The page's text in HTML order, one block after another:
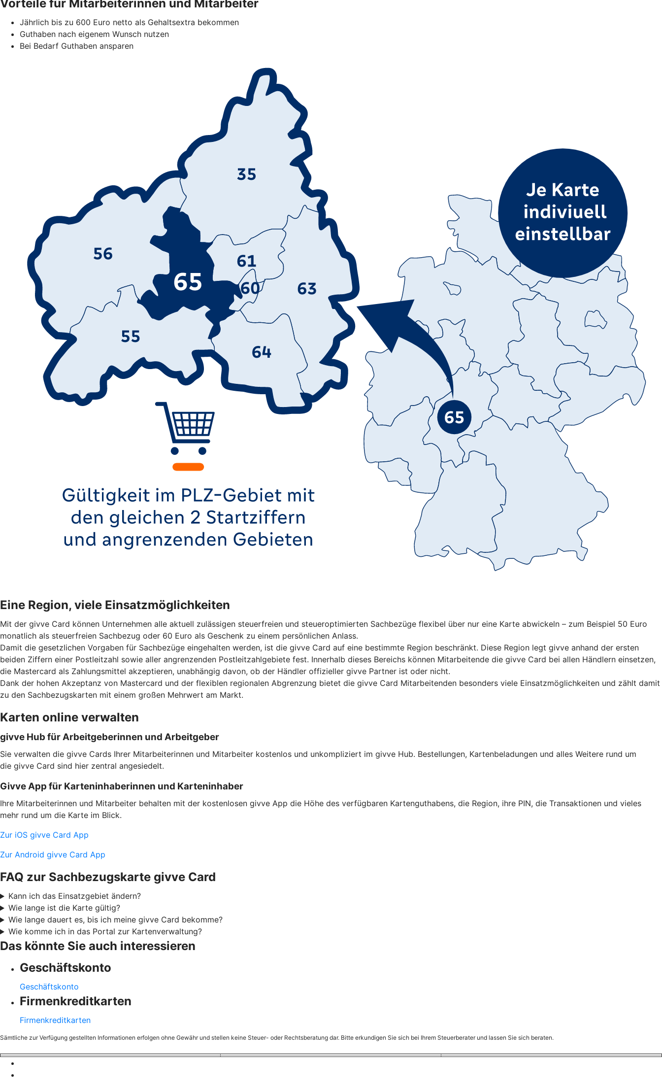
Vorteile für Mitarbeiterinnen und Mitarbeiter
Jährlich bis zu 600 Euro netto als Gehaltsextra bekommen
Guthaben nach eigenem Wunsch nutzen
Bei Bedarf Guthaben ansparen
Eine Region, viele Einsatzmöglichkeiten
Mit der givve Card können Unternehmen alle aktuell zulässigen steuerfreien und steueroptimierten Sachbezüge flexibel über nur eine Karte abwickeln – zum Beispiel 50 Euro
monatlich als steuerfreien Sachbezug oder 60 Euro als Geschenk zu einem persönlichen Anlass.
Damit die gesetzlichen Vorgaben für Sachbezüge eingehalten werden, ist die givve Card auf eine bestimmte Region beschränkt. Diese Region legt givve anhand der ersten
beiden Ziffern einer Postleitzahl sowie aller angrenzenden Postleitzahlgebiete fest. Innerhalb dieses Bereichs können Mitarbeitende die givve Card bei allen Händlern einsetzen,
die Mastercard als Zahlungsmittel akzeptieren, unabhängig davon, ob der Händler offizieller givve Partner ist oder nicht.
Dank der hohen Akzeptanz von Mastercard und der flexiblen regionalen Abgrenzung bietet die givve Card Mitarbeitenden besonders viele Einsatzmöglichkeiten und zählt damit
zu den Sachbezugskarten mit einem großen Mehrwert am Markt.
Karten online verwalten
givve Hub für Arbeitgeberinnen und Arbeitgeber
Sie verwalten die givve Cards Ihrer Mitarbeiterinnen und Mitarbeiter kostenlos und unkompliziert im givve Hub. Bestellungen, Kartenbeladungen und alles Weitere rund um
die givve Card sind hier zentral angesiedelt.
Givve App für Karteninhaberinnen und Karteninhaber
Ihre Mitarbeiterinnen und Mitarbeiter behalten mit der kostenlosen givve App die Höhe des verfügbaren Kartenguthabens, die Region, ihre PIN, die Transaktionen und vieles
mehr rund um die Karte im Blick.
Zur iOS givve Card App
Zur Android givve Card App
FAQ zur Sachbezugskarte givve Card
Kann ich das Einsatzgebiet ändern?
Wie lange ist die Karte gültig?
Wie lange dauert es, bis ich meine givve Card bekomme?
Wie komme ich in das Portal zur Kartenverwaltung?
Das könnte Sie auch interessieren
Geschäftskonto
Geschäftskonto
Firmenkreditkarten
Firmenkreditkarten
Sämtliche zur Verfügung gestellten Informationen erfolgen ohne Gewähr und stellen keine Steuer- oder Rechtsberatung dar. Bitte erkundigen Sie sich bei Ihrem Steuerberater und lassen Sie sich beraten.